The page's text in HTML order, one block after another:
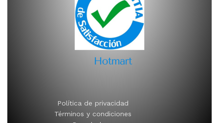
Política de privacidad
Términos y condiciones